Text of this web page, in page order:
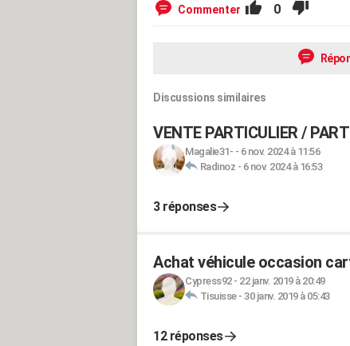
Commenter 0
Discussions similaires
VENTE PARTICULIER /
Magalie31- - 6 nov. 2024 à 11:56
Radinoz - 6 nov. 2024 à 16:53
3 réponses
Achat véhicule occasion
Cypress92- 22 janv. 2019 à 20:49
Tisuisse- 30 janv. 2019 à 05:43
12 réponses